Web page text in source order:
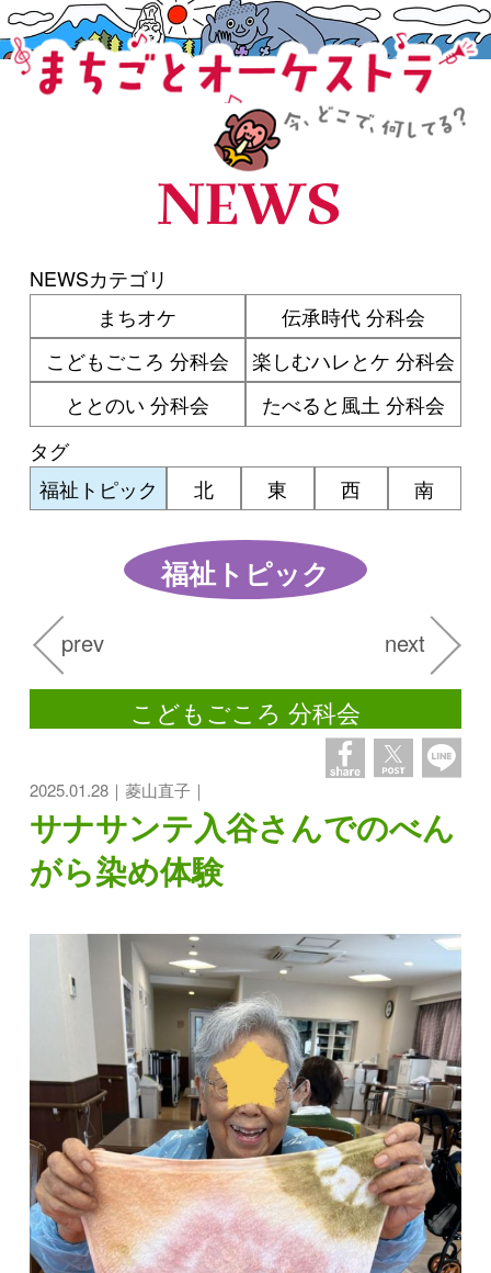
NEWSカテゴリ
まちオケ
伝承時代 分科会
こどもごころ 分科会
楽しむハレとケ 分科会
ととのい 分科会
たべると風土 分科会
タグ
福祉トピック
北 東 西 南
NEWS
福祉トピック
prev next
こどもごころ 分科会
2025.01.28｜菱山直子｜
サナサンテ入谷さんでのべん
がら染め体験